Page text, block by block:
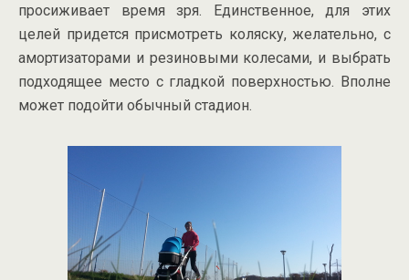
просиживает время зря. Единственное, для этих
целей придется присмотреть коляску, желательно, с
амортизаторами и резиновыми колесами, и выбрать
подходящее место с гладкой поверхностью. Вполне
может подойти обычный стадион.